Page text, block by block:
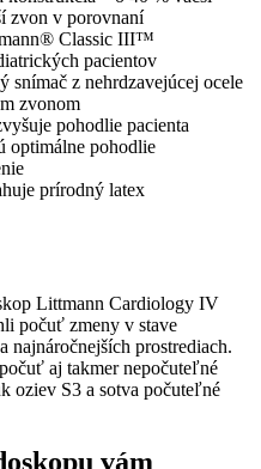
zvon v porovnaní
Classic III™
pacientov
z nehrdzavejúcej ocele
zvonom
pohodlie pacienta
optimálne pohodlie
prírodný latex
Littmann Cardiology IV
počuť zmeny v stave
najnáročnejších prostrediach.
aj takmer nepočuteľné
oziev S3 a sotva počuteľné
vám